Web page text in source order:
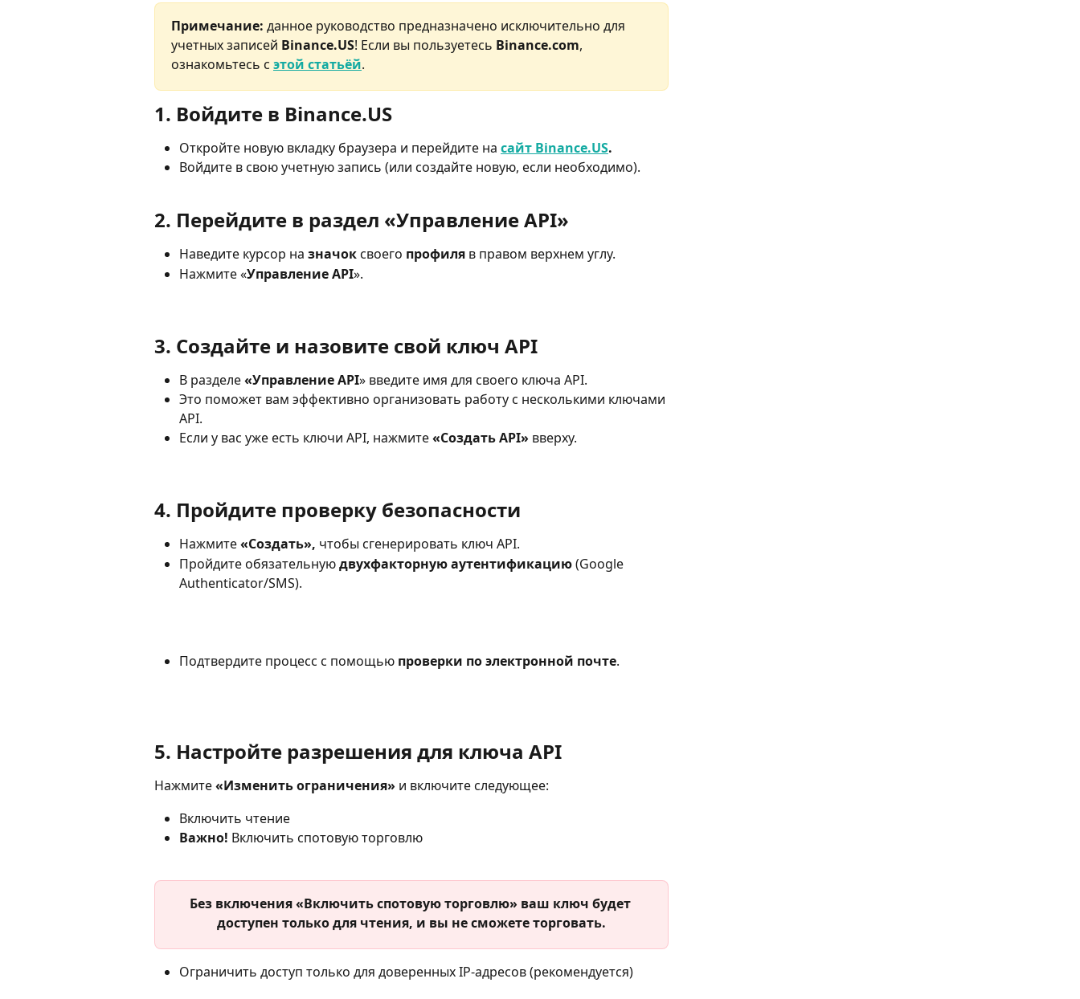
Примечание: данное руководство предназначено исключительно для
учетных записей Binance.US! Если вы пользуетесь Binance.com,
ознакомьтесь с этой статьёй.
1. Войдите в Binance.US
Откройте новую вкладку браузера и перейдите на сайт Binance.US.
Войдите в свою учетную запись (или создайте новую, если необходимо).
2. Перейдите в раздел «Управление API»
Наведите курсор на значок своего профиля в правом верхнем углу.
Нажмите «Управление API».
3. Создайте и назовите свой ключ API
В разделе «Управление API» введите имя для своего ключа API.
Это поможет вам эффективно организовать работу с несколькими ключами
API.
Если у вас уже есть ключи API, нажмите «Создать API» вверху.
4. Пройдите проверку безопасности
Нажмите «Создать», чтобы сгенерировать ключ API.
Пройдите обязательную двухфакторную аутентификацию (Google
Authenticator/SMS).
Подтвердите процесс с помощью проверки по электронной почте.
5. Настройте разрешения для ключа API
Нажмите «Изменить ограничения» и включите следующее:
Включить чтение
Важно! Включить спотовую торговлю
Без включения «Включить спотовую торговлю» ваш ключ будет
доступен только для чтения, и вы не сможете торговать.
Ограничить доступ только для доверенных IP-адресов (рекомендуется)